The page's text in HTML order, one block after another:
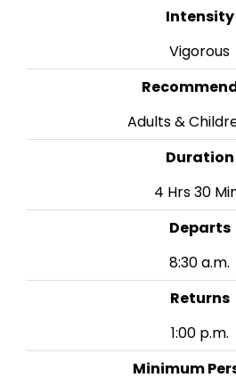
Intensity
Vigorous
Adults &
Duration
4 Hrs 30
Departs
8:30 a.m.
Returns
1:00 p.m.
Minimum